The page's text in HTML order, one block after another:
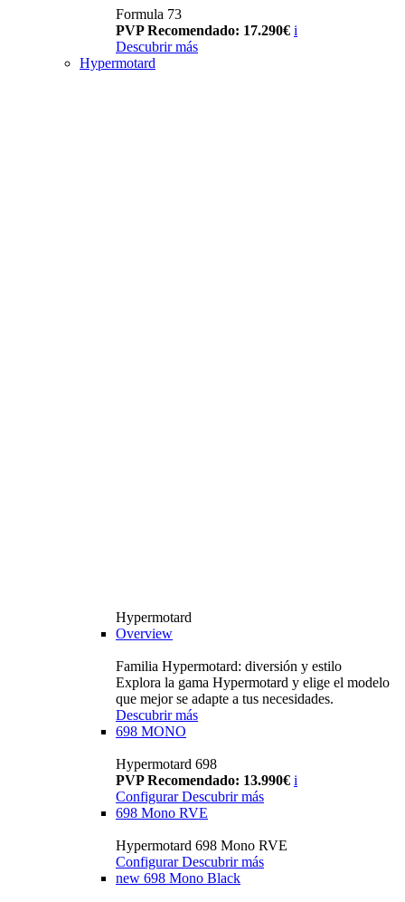
Formula 73
PVP Recomendado: 17.290€ i
Descubrir más
Hypermotard
Hypermotard
Overview
Familia Hypermotard: diversión y estilo
Explora la gama Hypermotard y elige el modelo
que mejor se adapte a tus necesidades.
Descubrir más
698 MONO
Hypermotard 698
PVP Recomendado: 13.990€ i
ConfigurarDescubrir más
698 Mono RVE
Hypermotard 698 Mono RVE
Configurar Descubrir más
new 698 Mono Black